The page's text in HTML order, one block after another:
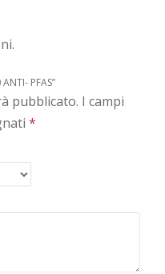
PFAS”
pubblicato. I campi
*